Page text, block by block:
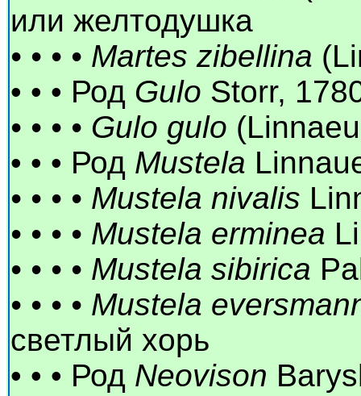
или желтодушка
• • • • Martes zibellina
• • • Род Gulo Storr,
• • • • Gulo gulo
• • • Род Mustela
• • • • Mustela nivalis
• • • • Mustela erminea
• • • • Mustela sibirica
• • • • Mustela
светлый хорь
• • • Род Neovison